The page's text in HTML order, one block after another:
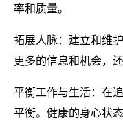
率和质量。
拓展人脉：建立和维
更多的信息和机会，
平衡工作与生活：在
平衡。健康的身心状